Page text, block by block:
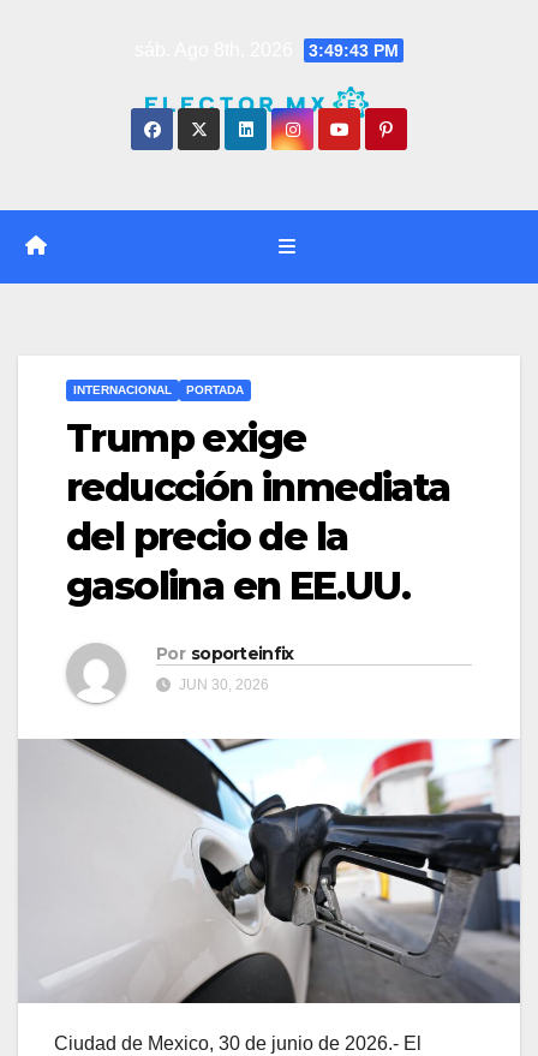
3:49:44 PM
INTERNACIONAL PORTADA
Trump exige
reducción inmediata
del precio de la
gasolina en EE.UU.
Por soporteinfix
JUN 30, 2026
Ciudad de Mexico, 30 de junio de 2026.- El